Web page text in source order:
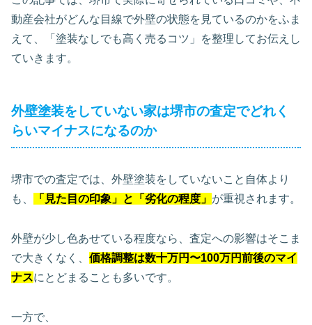
動産会社がどんな目線で外壁の状態を見ているのかをふま
えて、「塗装なしでも高く売るコツ」を整理してお伝えし
ていきます。
外壁塗装をしていない家は堺市の査定でどれく
らいマイナスになるのか
堺市での査定では、外壁塗装をしていないこと自体より
も、
「見た目の印象」と「劣化の程度」 が重視されます。
外壁が少し色あせている程度なら、査定への影響はそこま
で大きくなく、 価格調整は数十万円〜100万円前後のマイ
ナスにとどまることも多いです。
一方で、